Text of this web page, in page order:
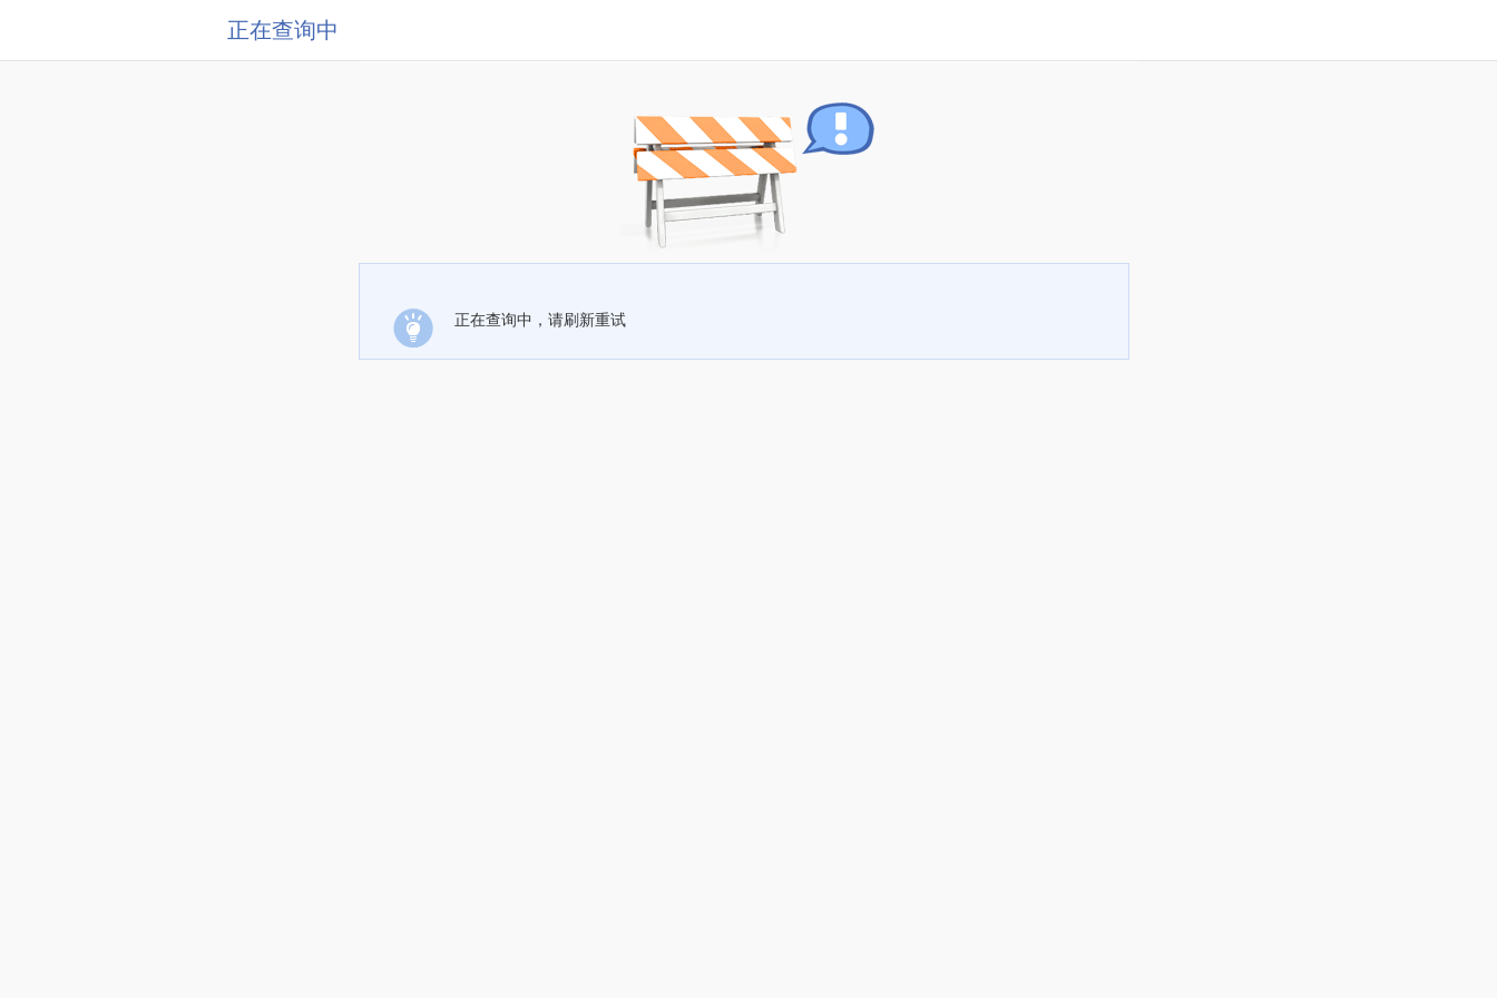
正在查询中
正在查询中，请刷新重试